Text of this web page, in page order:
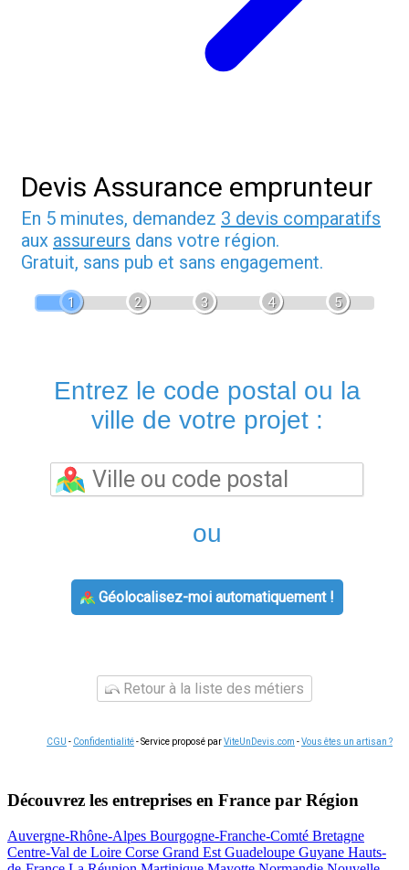
Devis Assurance emprunteur
En 5 minutes, demandez 3 devis comparatifs
aux assureurs dans votre région.
Gratuit, sans pub et sans engagement.
1 2 3 4 5
Entrez le code postal ou la
ville de votre projet :
ou
Géolocalisez-moi automatiquement !
Retour à la liste des métiers
CGU - Confidentialité- Service proposé parViteUnDevis.com -Vous êtes un artisan ?
Découvrez les entreprises en France par Région
Auvergne-Rhône-Alpes Bourgogne-Franche-Comté Bretagne
Centre-Val de Loire Corse Grand Est Guadeloupe Guyane Hauts-